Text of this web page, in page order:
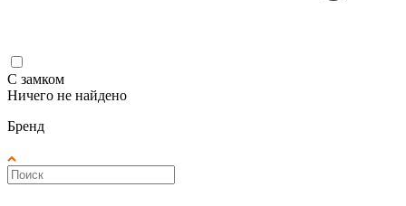
С замком
Ничего не найдено
Бренд